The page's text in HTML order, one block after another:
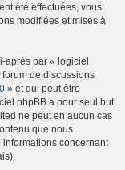
été effectuées, vous
modifiées et mises à
après par « logiciel
de discussions
» et qui peut être
phpBB a pour seul but
ne peut en aucun cas
que nous
concernant